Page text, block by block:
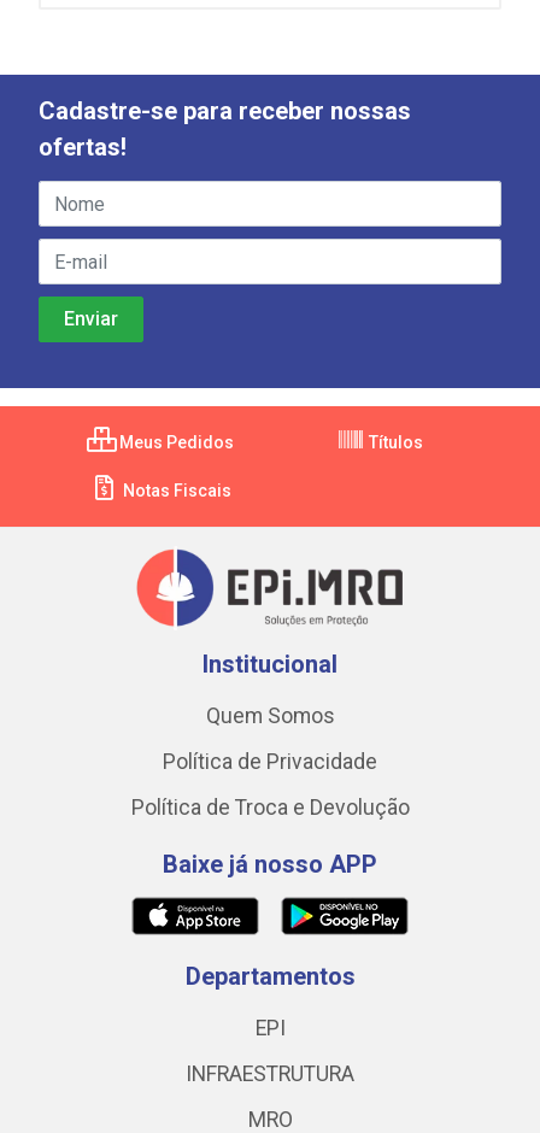
Cadastre-se para receber nossas
ofertas!
Meus Pedidos Títulos
Notas Fiscais
Institucional
Quem Somos
Política de Privacidade
Política de Troca e Devolução
Baixe já nosso APP
Departamentos
EPI
INFRAESTRUTURA
MRO